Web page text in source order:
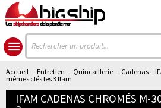
Lesshipchandlersde la planète mer
Accueil - Entretien - Quincaillerie - Cadenas -
mêmes clés les 3 Ifam
IFAM CADENAS CHROMÉS M-